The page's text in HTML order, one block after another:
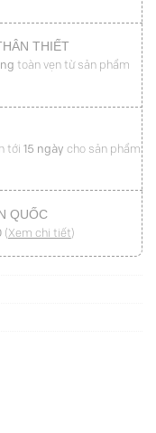
THIẾT
toàn vẹn từ sản phẩm
tới 15 ngày cho sản phẩm
QUỐC
(Xem chi tiết)